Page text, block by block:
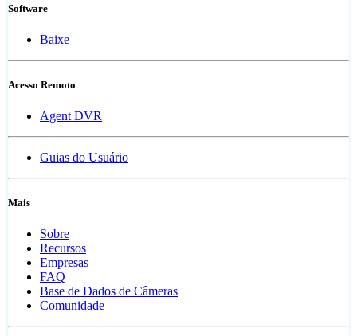
Software
Baixe
Acesso Remoto
Agent DVR
Guias do Usuário
Mais
Sobre
Recursos
Empresas
FAQ
Base de Dados de Câmeras
Comunidade